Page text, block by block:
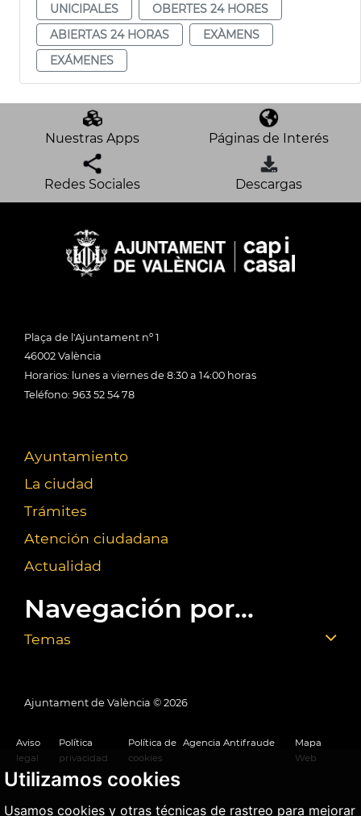
Utilizamos cookies
Usamos cookies y otras técnicas de rastreo para mejorar
UNICIPALES
OBERTES 24 HORES
ABIERTAS 24 HORAS
EXÀMENS
EXÁMENES
Nuestras Apps Páginas de Interés
Redes Sociales Descargas
Plaça de l'Ajuntament nº 1
46002 València
Horarios: lunes a viernes de 8:30 a 14:00 horas
Teléfono: 963 52 54 78
Ayuntamiento
La ciudad
Trámites
Atención ciudadana
Actualidad
Navegación por...
Temas
Ajuntament de València © 2026
Aviso
legal
Política
privacidad
Política de
cookies
Agencia Antifraude
Mapa
Web